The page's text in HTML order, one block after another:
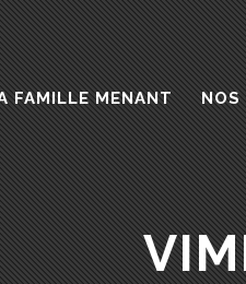
FAMILLE MENANT NOS